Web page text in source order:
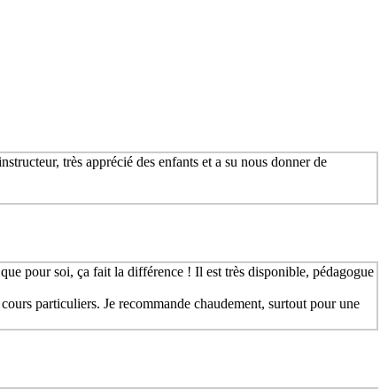
très apprécié des enfants et a su nous donner de
pour soi, ça fait la différence ! Il est très disponible, pédagogue
particuliers. Je recommande chaudement, surtout pour une